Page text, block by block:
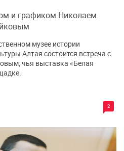
и графиком Николаем
2
музее истории
Алтая состоится встреча с
чья выставка «Белая